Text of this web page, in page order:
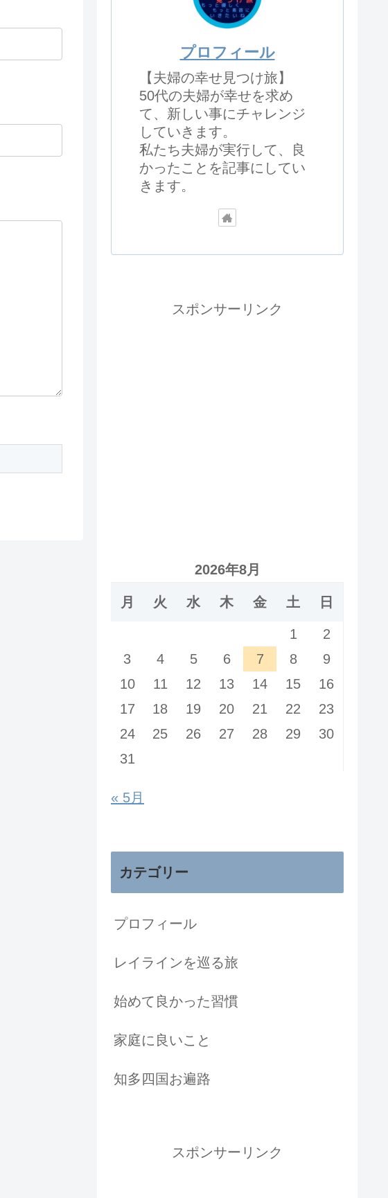
プロフィール
【夫婦の幸せ見つけ旅】
50代の夫婦が幸せを求め
て、新しい事にチャレンジ
していきます。
私たち夫婦が実行して、良
かったことを記事にしてい
きます。
スポンサーリンク
2026年8月
月 火 水 木 金 土 日
1
2
3
4 5 6 7 8
9
10
11 12 13 14 15
16
17
18 19 20 21 22
23
24
25 26 27 28 29
30
31
« 5月
カテゴリー
プロフィール
レイラインを巡る旅
始めて良かった習慣
家庭に良いこと
知多四国お遍路
スポンサーリンク